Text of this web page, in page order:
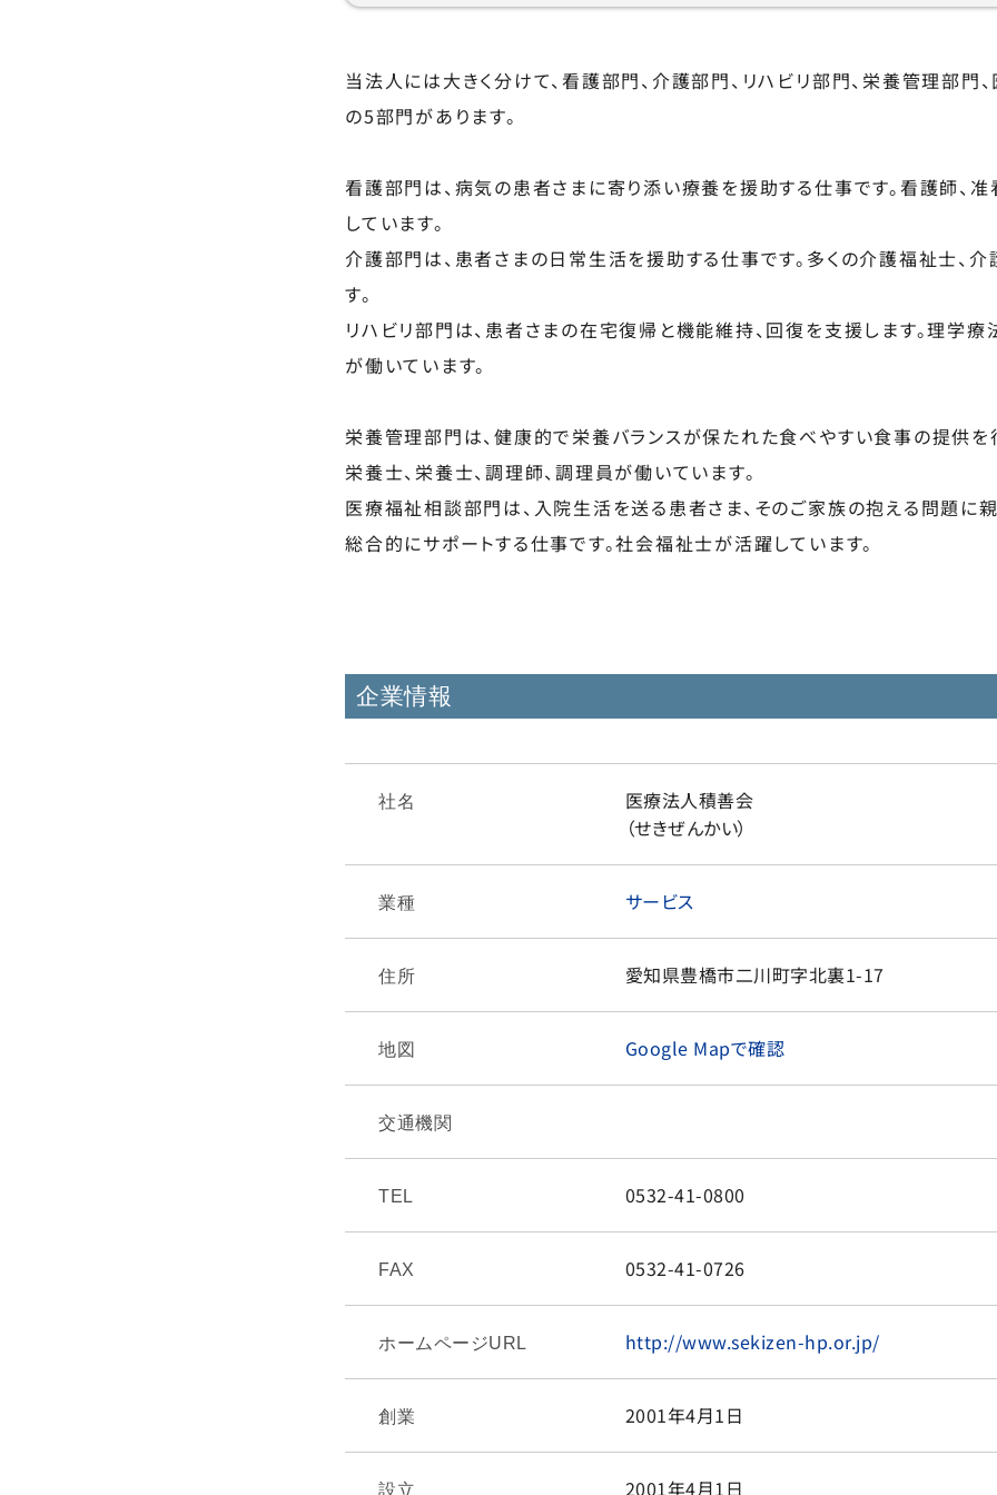
当法人には大きく分けて、看護部門、介護部門、リハビリ部門、栄養管理部門
の5部門があります。
看護部門は、病気の患者さまに寄り添い療養を援助する仕事です。看護師、
しています。
介護部門は、患者さまの日常生活を援助する仕事です。多くの介護福祉士、
す。
リハビリ部門は、患者さまの在宅復帰と機能維持、回復を支援します。理学療
が働いています。
栄養管理部門は、健康的で栄養バランスが保たれた食べやすい食事の提供を
栄養士、栄養士、調理師、調理員が働いています。
医療福祉相談部門は、入院生活を送る患者さま、そのご家族の抱える問題に
総合的にサポートする仕事です。社会福祉士が活躍しています。
企業情報
社名
医療法人積善会
（せきぜんかい）
業種 サービス
住所 愛知県豊橋市二川町字北裏1-17
地図 Google Mapで確認
交通機関
TEL 0532-41-0800
FAX 0532-41-0726
ホームページURL http://www.sekizen-hp.or.jp/
創業 2001年4月1日
設立 2001年4月1日